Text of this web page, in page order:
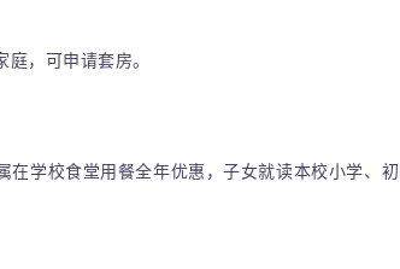
庭，可申请套房。
学校食堂用餐全年优惠，子女就读本校小学、初